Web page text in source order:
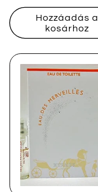
ár
Hozzáadás a
kosárhoz